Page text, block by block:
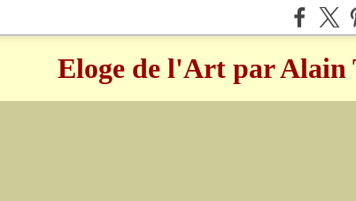
Eloge de l'Art par Alain